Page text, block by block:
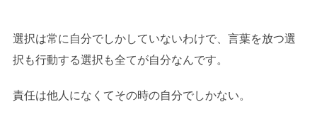
選択は常に自分でしかしていないわけで、言葉を放つ選
択も行動する選択も全てが自分なんです。
責任は他人になくてその時の自分でしかない。